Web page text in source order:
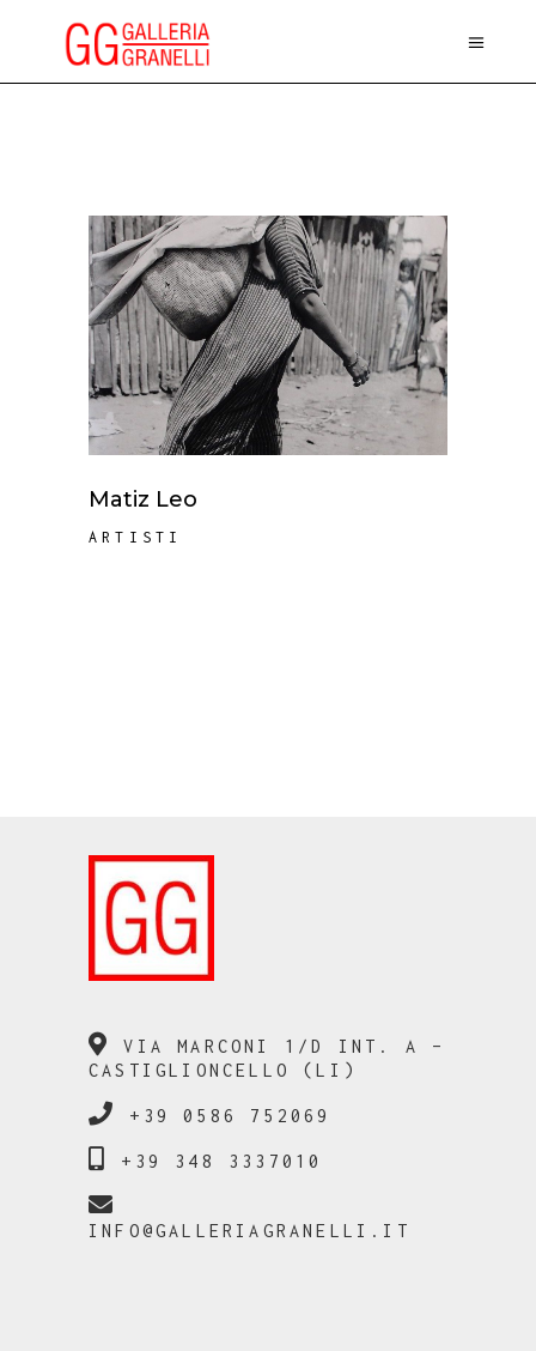
Matiz Leo
ARTISTI
VIA MARCONI 1/D INT. A –
CASTIGLIONCELLO (LI)
+39 0586 752069
+39 348 3337010
INFO@GALLERIAGRANELLI.IT